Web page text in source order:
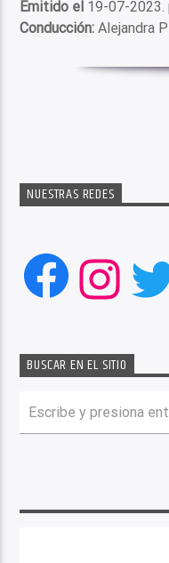
Emitido el 19-07-2023.
Conducción: Alejandra
NUESTRAS REDES
BUSCAR EN EL SITIO